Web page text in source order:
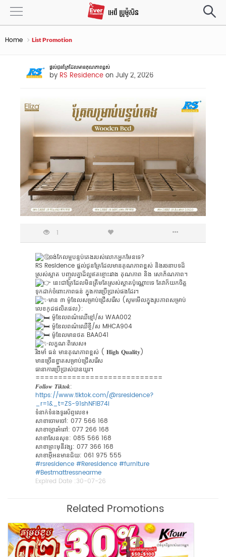
Home List Promotion
ផ្តល់ជូនគ្រែដែលមានគុណភាពខ្ពស់
by RS Residenceon July 2, 2026
1
ចង់កែលម្អបន្ទប់គេងរបស់លោកអ្នកមែនទេ?
RS Residence ផ្តល់ជូនគ្រែដែលមានគុណភាពខ្ពស់ និងរចនាបទដ៏
ស្រស់ស្អាត បញ្ចូលគ្នាដ៏ល្អឥតខ្ចោះរវាង គុណភាព និង សោភ័ណភាព។
នេះជាគ្រែដែលមិនត្រឹមតែស្រស់ស្អាតប៉ុណ្ណោះទេ តែវាក៏យកចិត្ត
ទុកដាក់ចំពោះភាពធន់ ក្នុងការប្រើប្រាស់ផងដែរ។
មាន ៣ ម៉ូឌែលសម្រាប់ជ្រើសរើស (សូមមើលក្នុងរូបភាពសម្រាប់
លេខកូដផលិតផល):
ម៉ូឌែលពណ៌ឈើខ្មៅ/ស WAA002
ម៉ូឌែលពណ៌ឈើខ្ចី/ស MHCA904
ម៉ូឌែលមានថត BAA041
លក្ខណៈពិសេស៖
រឹងមាំ ធន់ មានគុណភាពខ្ពស់ ( 𝐇𝐢𝐠𝐡 𝐐𝐮𝐚𝐥𝐢𝐭𝐲)
មានច្រើនខ្នាត​សម្រាប់ជ្រើសរើស
ធានាការប្រើប្រាស់បានយូរ។
============================
𝑭𝒐𝒍𝒍𝒐𝒘 𝑻𝒊𝒌𝒕𝒐𝒌:
https://www.tiktok.com/@rsresidence?
_r=1&_t=ZS-91shNFiB74i
ទំនាក់ទំនងទូរស័ព្ទលេខ៖
សាខាចោមចៅ: 077 566 168
សាខាច្បារអំពៅ: 077 266 168
សាខាសែនសុខ: 085 566 168
សាខាព្រះមុនីវង្ស: 077 366 168
សាខាអុីអនមានជ័យ: 061 975 555
#rsresidence #Reresidence #furniture
#Bestmattressnearme
Expired Date :30-07-26
Related Promotions